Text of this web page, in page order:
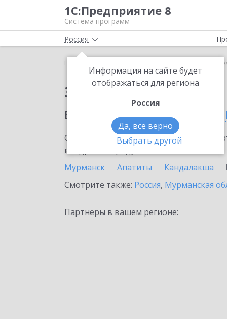
1С:Предприятие 8
Система программ
Россия
Информация на сайте будет
отображаться для региона
Россия
Да, все верно
Выбрать другой
Главная 1С-ЭПД в
Заказать 1С-ЭПД
в населенном пунте
Ознакомьтесь с информационными
внедрение продукта.
Мурманск
Апатиты Кандалакша
Смотрите также: Россия, Мурманская
Партнеры в вашем регионе: